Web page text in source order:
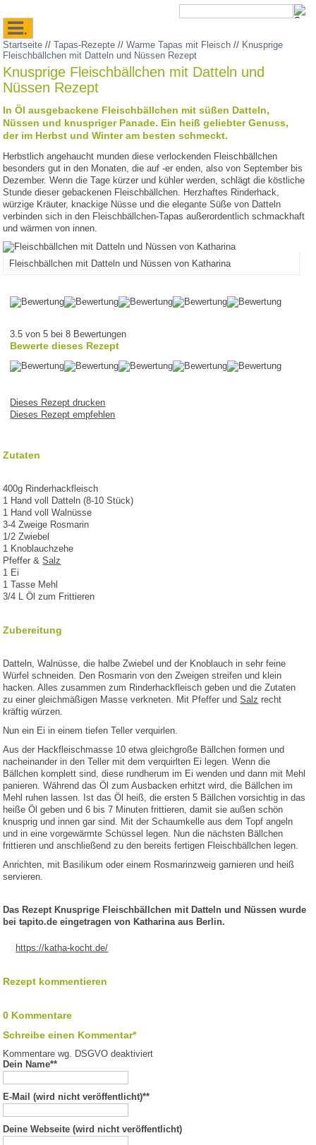
.
Startseite //Tapas-Rezepte //Warme Tapas mit Fleisch // Knusprige
Fleischbällchen mit Datteln und Nüssen Rezept
Knusprige Fleischbällchen mit Datteln und
Nüssen Rezept
In Öl ausgebackene Fleischbällchen mit süßen Datteln,
Nüssen und knuspriger Panade. Ein heiß geliebter Genuss,
der im Herbst und Winter am besten schmeckt.
Herbstlich angehaucht munden diese verlockenden Fleischbällchen
besonders gut in den Monaten, die auf -er enden, also von September bis
Dezember. Wenn die Tage kürzer und kühler werden, schlägt die köstliche
Stunde dieser gebackenen Fleischbällchen. Herzhaftes Rinderhack,
würzige Kräuter, knackige Nüsse und die elegante Süße von Datteln
verbinden sich in den Fleischbällchen-Tapas außerordentlich schmackhaft
und wärmen von innen.
Fleischbällchen mit Datteln und Nüssen von Katharina
3.5 von 5 bei 8 Bewertungen
Bewerte dieses Rezept
Dieses Rezept drucken
Dieses Rezept empfehlen
Zutaten
400g Rinderhackfleisch
1 Hand voll Datteln (8-10 Stück)
1 Hand voll Walnüsse
3-4 Zweige Rosmarin
1/2 Zwiebel
1 Knoblauchzehe
Pfeffer &Salz
1 Ei
1 Tasse Mehl
3/4 L Öl zum Frittieren
Zubereitung
Datteln, Walnüsse, die halbe Zwiebel und der Knoblauch in sehr feine
Würfel schneiden. Den Rosmarin von den Zweigen streifen und klein
hacken. Alles zusammen zum Rinderhackfleisch geben und die Zutaten
zu einer gleichmäßigen Masse verkneten. Mit Pfeffer undSalz recht
kräftig würzen.
Nun ein Ei in einem tiefen Teller verquirlen.
Aus der Hackfleischmasse 10 etwa gleichgroße Bällchen formen und
nacheinander in den Teller mit dem verquirlten Ei legen. Wenn die
Bällchen komplett sind, diese rundherum im Ei wenden und dann mit Mehl
panieren. Während das Öl zum Ausbacken erhitzt wird, die Bällchen im
Mehl ruhen lassen. Ist das Öl heiß, die ersten 5 Bällchen vorsichtig in das
heiße Öl geben und 6 bis 7 Minuten frittieren, damit sie außen schön
knusprig und innen gar sind. Mit der Schaumkelle aus dem Topf angeln
und in eine vorgewärmte Schüssel legen. Nun die nächsten Bällchen
frittieren und anschließend zu den bereits fertigen Fleischbällchen legen.
Anrichten, mit Basilikum oder einem Rosmarinzweig garnieren und heiß
servieren.
Das Rezept Knusprige Fleischbällchen mit Datteln und Nüssen wurde
bei tapito.de eingetragen von Katharina aus Berlin.
https://katha-kocht.de/
Rezept kommentieren
0 Kommentare
Schreibe einen Kommentar*
Kommentare wg. DSGVO deaktiviert
Dein Name**
E-Mail (wird nicht veröffentlicht)**
Deine Webseite (wird nicht veröffentlicht)